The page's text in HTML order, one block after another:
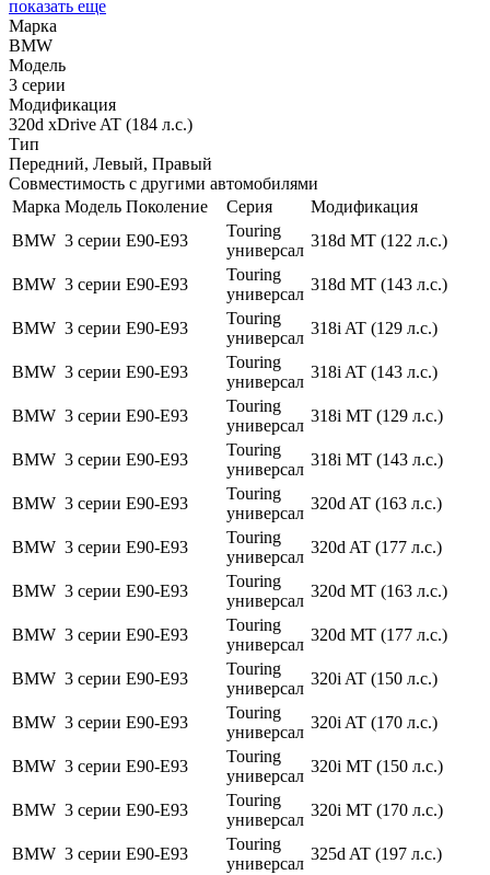
показать еще
Марка
BMW
Модель
3 серии
Модификация
320d xDrive AT (184 л.с.)
Тип
Передний, Левый, Правый
Совместимость с другими автомобилями
Марка Модель Поколение Серия
Модификация
BMW 3 серии E90-E93
Touring
универсал
318d MT (122 л.с.)
BMW 3 серии E90-E93
Touring
универсал
318d MT (143 л.с.)
BMW 3 серии E90-E93
Touring
универсал
318i AT (129 л.с.)
BMW 3 серии E90-E93
Touring
универсал
318i AT (143 л.с.)
BMW 3 серии E90-E93
Touring
универсал
318i MT (129 л.с.)
BMW 3 серии E90-E93
Touring
универсал
318i MT (143 л.с.)
BMW 3 серии E90-E93
Touring
универсал
320d AT (163 л.с.)
BMW 3 серии E90-E93
Touring
универсал
320d AT (177 л.с.)
BMW 3 серии E90-E93
Touring
универсал
320d MT (163 л.с.)
BMW 3 серии E90-E93
Touring
универсал
320d MT (177 л.с.)
BMW 3 серии E90-E93
Touring
универсал
320i AT (150 л.с.)
BMW 3 серии E90-E93
Touring
универсал
320i AT (170 л.с.)
BMW 3 серии E90-E93
Touring
универсал
320i MT (150 л.с.)
BMW 3 серии E90-E93
Touring
универсал
320i MT (170 л.с.)
BMW 3 серии E90-E93
Touring
универсал
325d AT (197 л.с.)